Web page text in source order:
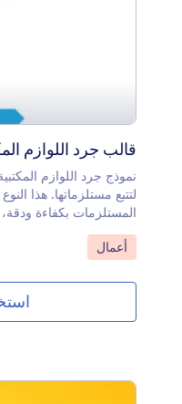
قالب جرد اللوازم
نموذج جرد اللوازم
لتتبع مستلزماتها. هذا
المستلزمات بكفاءة
المستخدمة وما الذي
استخدام معظم نماذج
المستلزمات.يمكنك
مستلزمات المكتب
السحب والإفلات لإضافة
الخطوط والألوان، أو
انتقل إلى الفئة:
أعمال